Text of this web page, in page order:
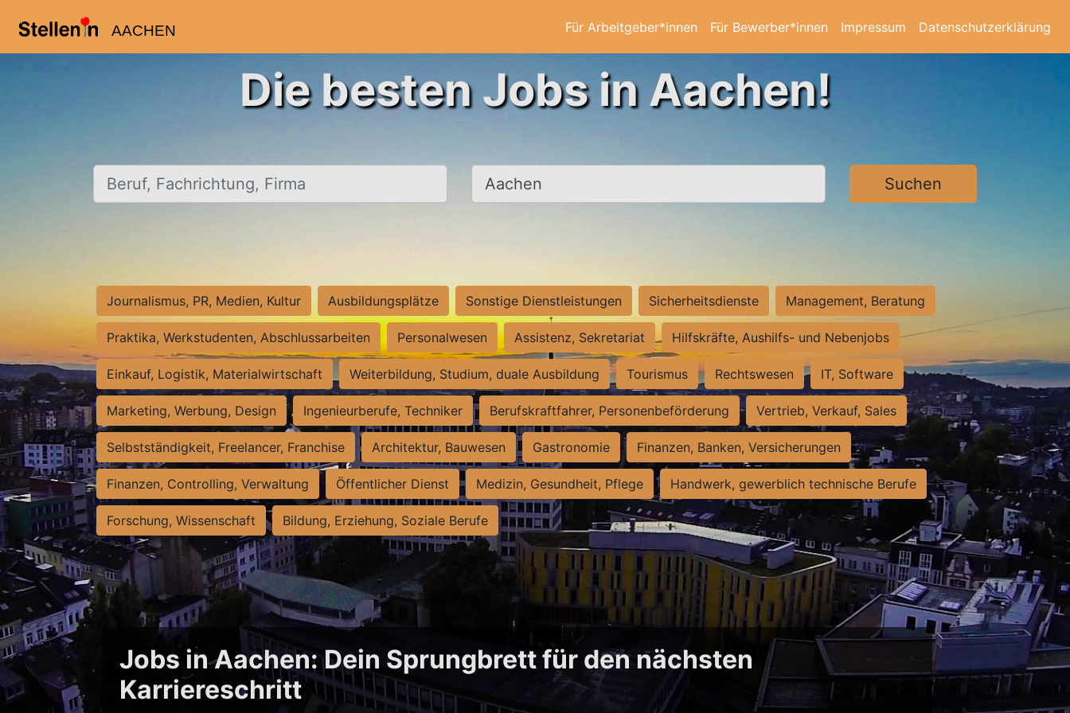
AACHEN Für Arbeitgeber*innen Für Bewerber*innen Impressum Datenschutzerklärung
Die besten Jobs in Aachen!
Beruf, Fachrichtung, Firma Ort, Stadt Suchen
Journalismus, PR, Medien, Kultur Ausbildungsplätze Sonstige Dienstleistungen Sicherheitsdienste Management, Beratung
Praktika, Werkstudenten, Abschlussarbeiten Personalwesen Assistenz, Sekretariat Hilfskräfte, Aushilfs- und Nebenjobs
Einkauf, Logistik, Materialwirtschaft Weiterbildung, Studium, duale Ausbildung Tourismus Rechtswesen IT, Software
Marketing, Werbung, Design Ingenieurberufe, Techniker Berufskraftfahrer, Personenbeförderung Vertrieb, Verkauf, Sales
Selbstständigkeit, Freelancer, Franchise Architektur, Bauwesen Gastronomie Finanzen, Banken, Versicherungen
Finanzen, Controlling, Verwaltung Öffentlicher Dienst Medizin, Gesundheit, Pflege Handwerk, gewerblich technische Berufe
Forschung, Wissenschaft Bildung, Erziehung, Soziale Berufe
Jobs in Aachen: Dein Sprungbrett für den nächsten
Karriereschritt